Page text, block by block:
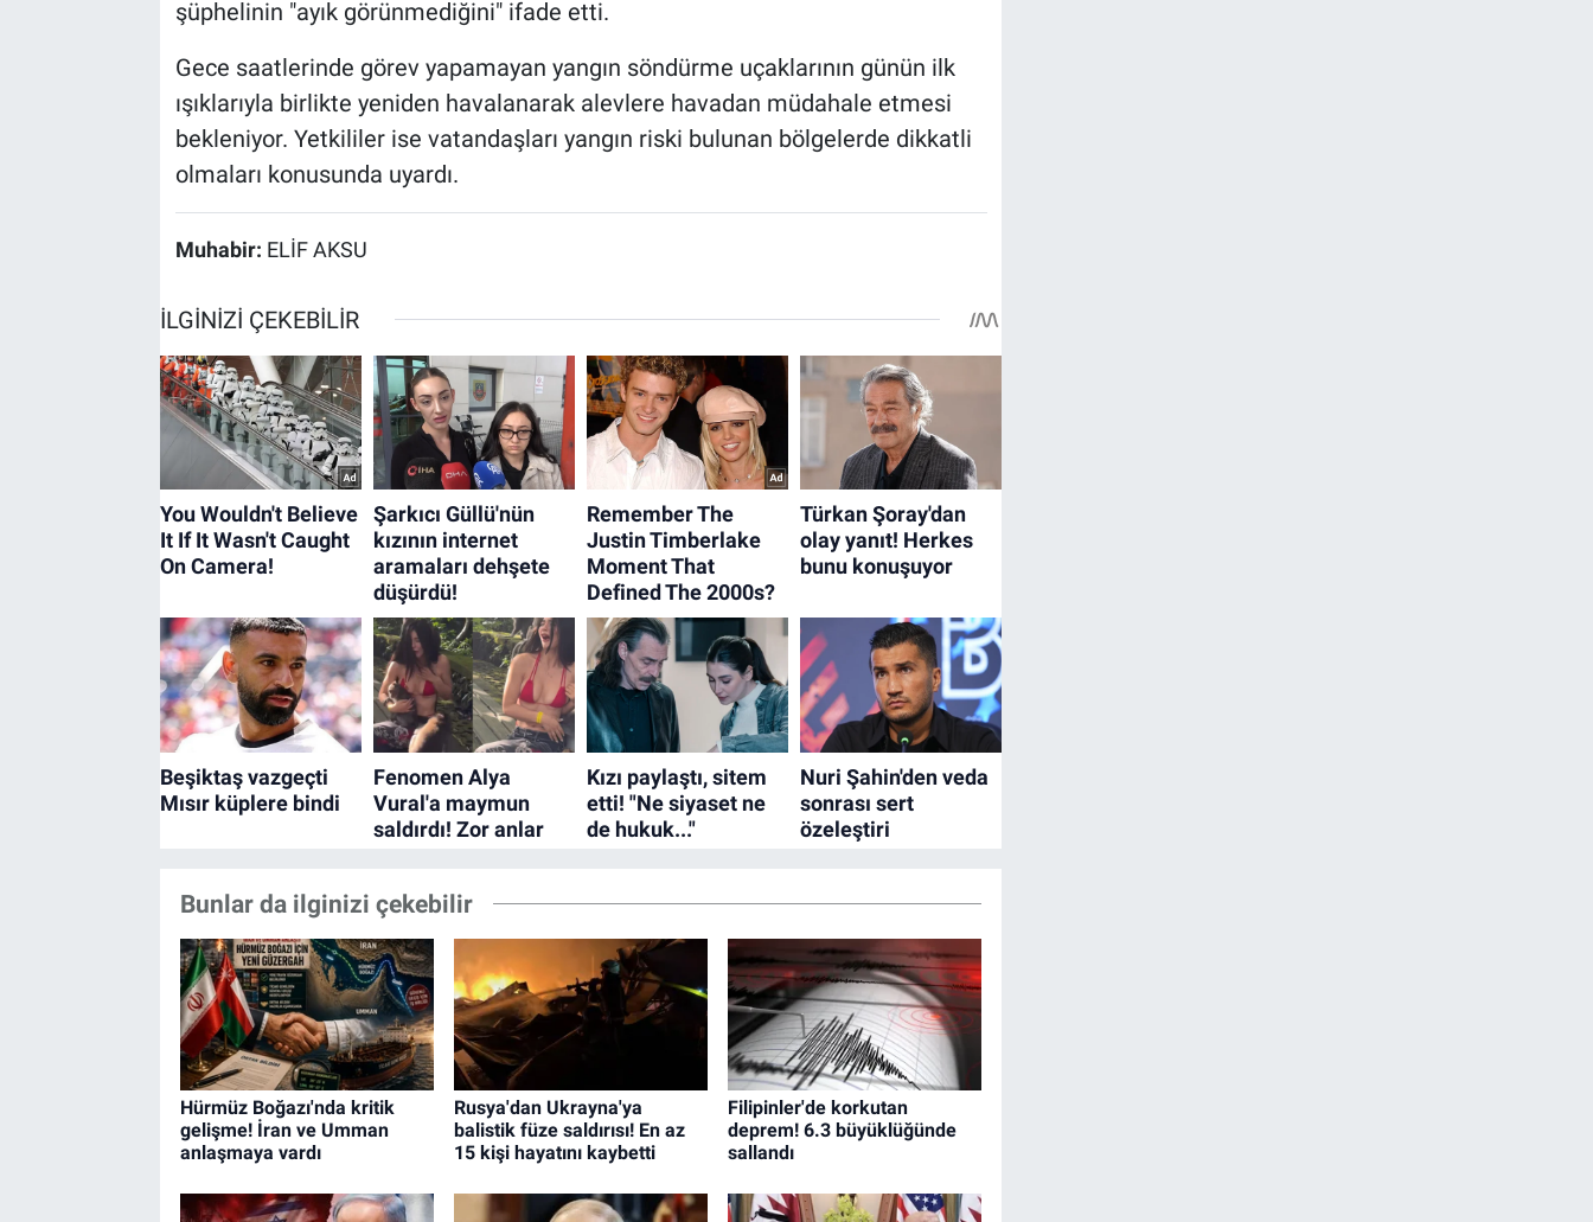
şüphelinin "ayık görünmediğini" ifade etti.
Gece saatlerinde görev yapamayan yangın söndürme uçaklarının günün ilk
ışıklarıyla birlikte yeniden havalanarak alevlere havadan müdahale etmesi
bekleniyor. Yetkililer ise vatandaşları yangın riski bulunan bölgelerde dikkatli
olmaları konusunda uyardı.
Muhabir: ELİF AKSU
Bunlar da ilginizi çekebilir
Hürmüz Boğazı'nda kritik
gelişme! İran ve Umman
anlaşmaya vardı
Rusya'dan Ukrayna'ya
balistik füze saldırısı! En az
15 kişi hayatını kaybetti
Filipinler'de korkutan
deprem! 6.3 büyüklüğünde
sallandı